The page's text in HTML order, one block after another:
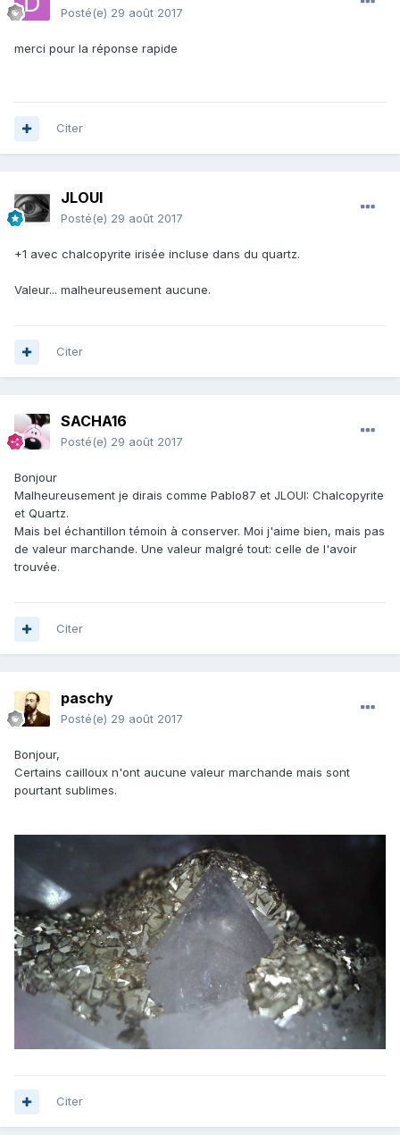
Posté(e) 29 août 2017
merci pour la réponse rapide
Citer
JLOUI
Posté(e) 29 août 2017
+1 avec chalcopyrite irisée incluse dans du quartz.
Valeur... malheureusement aucune.
Citer
SACHA16
Posté(e) 29 août 2017
Bonjour
Malheureusement je dirais comme Pablo87 et JLOUI: Chalcopyrite
et Quartz.
Mais bel échantillon témoin à conserver. Moi j'aime bien, mais pas
de valeur marchande. Une valeur malgré tout: celle de l'avoir
trouvée.
Citer
paschy
Posté(e) 29 août 2017
Bonjour,
Certains cailloux n'ont aucune valeur marchande mais sont
pourtant sublimes.
Citer